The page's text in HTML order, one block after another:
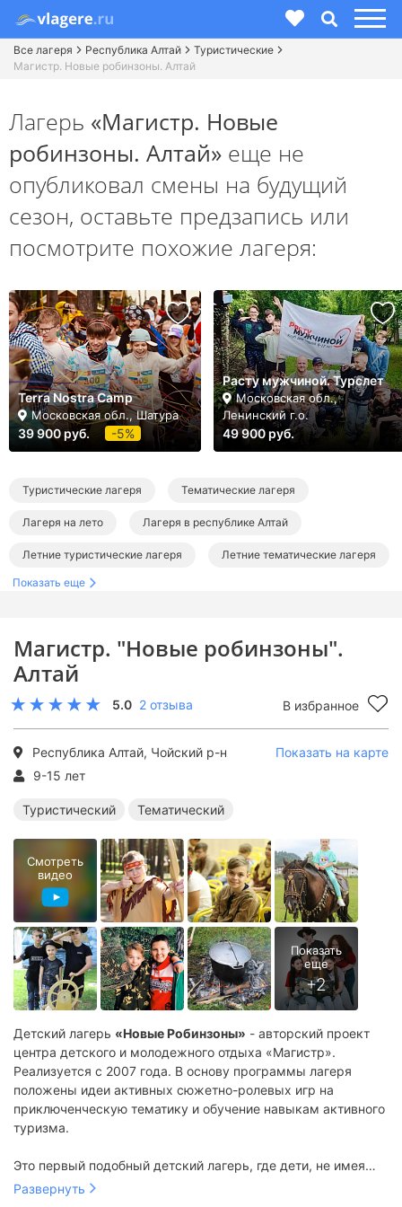
Все лагеря Республика Алтай
Туристические
Магистр. Новые робинзоны. Алтай
Магистр. "Новые робинзоны".
Алтай
5.0 2 отзыва В избранное
Республика Алтай, Чойский р-н
Показать на карте
9-15 лет
Туристический Тематический
Детский лагерь «Новые Робинзоны» - авторский проект
центра детского и молодежного отдыха «Магистр».
Реализуется с 2007 года. В основу программы лагеря
положены идеи активных сюжетно-ролевых игр на
приключенческую тематику и обучение навыкам активного
туризма.
Это первый подобный детский лагерь, где дети, не имея
специальной подготовки, в комфортных условиях могут
Комфортное размещение и качественное питание
Развернуть
Смотреть
видео
Лагерь «Магистр. Новые
робинзоны. Алтай» еще не
опубликовал смены на будущий
сезон, оставьте предзапись или
посмотрите похожие лагеря:
Terra Nostra Camp
Московская обл., Шатура
39 900 руб. -5%
Расту мужчиной. Турслет
Московская обл.,
Ленинский г.о.
49 900 руб.
Туристические лагеря Тематические лагеря
Лагеря на лето Лагеря в республике Алтай
Летние туристические лагеря Летние тематические лагеря
Показать еще